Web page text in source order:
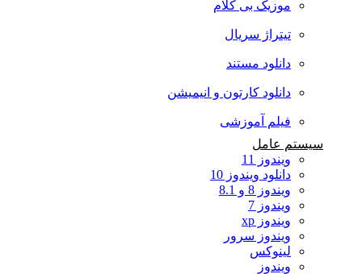
موزیک بی کلام
تیتراژ سریال
دانلود مستند
دانلود کارتون و انیمیشن
فیلم آموزشی
سیستم عامل
ویندوز 11
دانلود ویندوز 10
ویندوز 8 و 8.1
ویندوز 7
ویندوز xp
ویندوز سرور
لینوکس
ویندوز